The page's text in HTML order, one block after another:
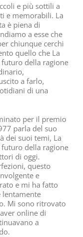
e più sottili a
e memorabili. La
è piena di
a esse che
chiunque cerchi
quello che La
della ragione
a farlo,
di una
per il premio
parla del suo
dei suoi temi, La
della ragione
di oggi.
questo
e
e mi ha fatto
lentamente
Mi sono ritrovato
online di
a